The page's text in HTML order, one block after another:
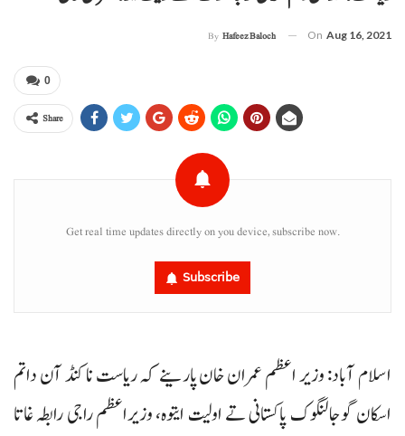
By Hafeez Baloch On Aug 16, 2021
0
Share
Get real time updates directly on you device, subscribe now.
Subscribe
اسلام آباد: وزیر اعظم عمران خان پارینے کہ ریاست نا کنڈ آن داتم
اسکان گوجالنگوک پاکستانی تے اولیت ایتوہ، وزیراعظم راجی رابطہ غاتا